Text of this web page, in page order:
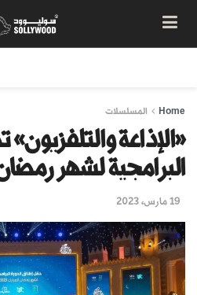
Home المسلسلات
«الإذاعة
البرامجية لشهر رمضان
19 مارس، 2023